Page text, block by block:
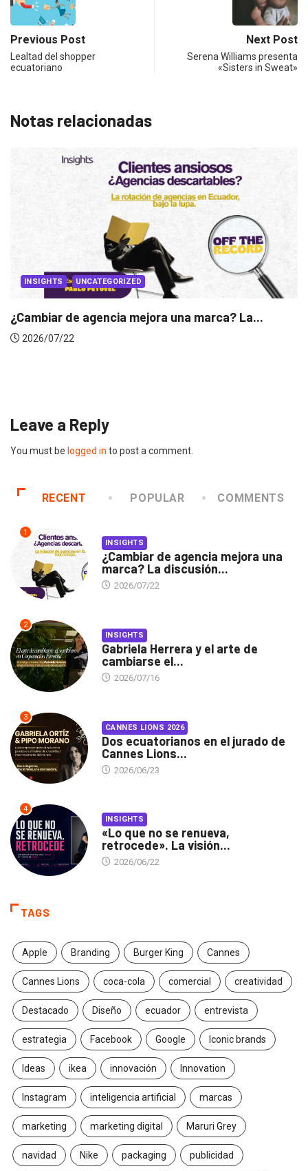
Previous Post
Lealtad del shopper
ecuatoriano
Next Post
Serena Williams presenta
«Sisters in Sweat»
Notas relacionadas
INSIGHTS
Leave a Reply
You must be logged in to post a comment.
RECENT POPULAR COMMENTS
1
INSIGHTS
¿Cambiar de agencia mejora una
marca? La discusión...
2026/07/22
2
INSIGHTS
Gabriela Herrera y el arte de
cambiarse el...
2026/07/16
3
CANNES LIONS 2026
Dos ecuatorianos en el jurado de
Cannes Lions...
2026/06/23
4
INSIGHTS
«Lo que no se renueva,
retrocede». La visión...
2026/06/22
TAGS
Apple Branding Burger King Cannes
Cannes Lions coca-cola comercial creatividad
Destacado Diseño ecuador entrevista
estrategia Facebook Google Iconic brands
Ideas ikea innovación Innovation
Instagram inteligencia artificial marcas
marketing marketing digital Maruri Grey
navidad Nike packaging publicidad